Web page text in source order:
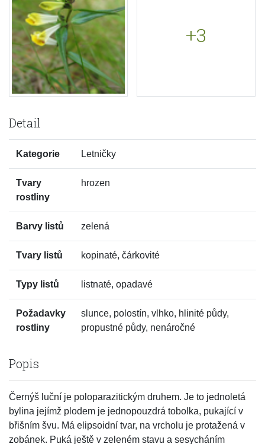
+3
Detail
Kategorie Letničky
Tvary
rostliny
hrozen
Barvy listů zelená
Tvary listů kopinaté, čárkovité
Typy listů listnaté, opadavé
Požadavky
rostliny
slunce, polostín, vlhko, hlinité půdy,
propustné půdy, nenáročné
Popis
Černýš luční je poloparazitickým druhem. Je to jednoletá
bylina jejímž plodem je jednopouzdrá tobolka, pukající v
břišním švu. Má elipsoidní tvar, na vrcholu je protažená v
zobánek. Puká ještě v zeleném stavu a sesycháním